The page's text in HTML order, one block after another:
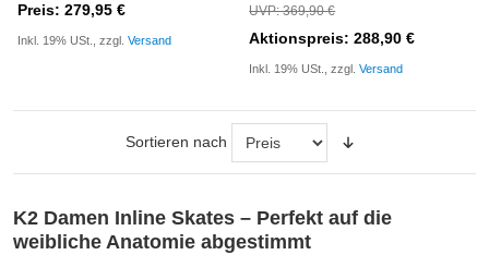
Preis: 279,95 €
Inkl. 19% USt., zzgl.Versand
UVP: 369,90 €
Aktionspreis: 288,90 €
Inkl. 19% USt., zzgl.Versand
Sortieren nach
K2 Damen Inline Skates – Perfekt auf die
weibliche Anatomie abgestimmt